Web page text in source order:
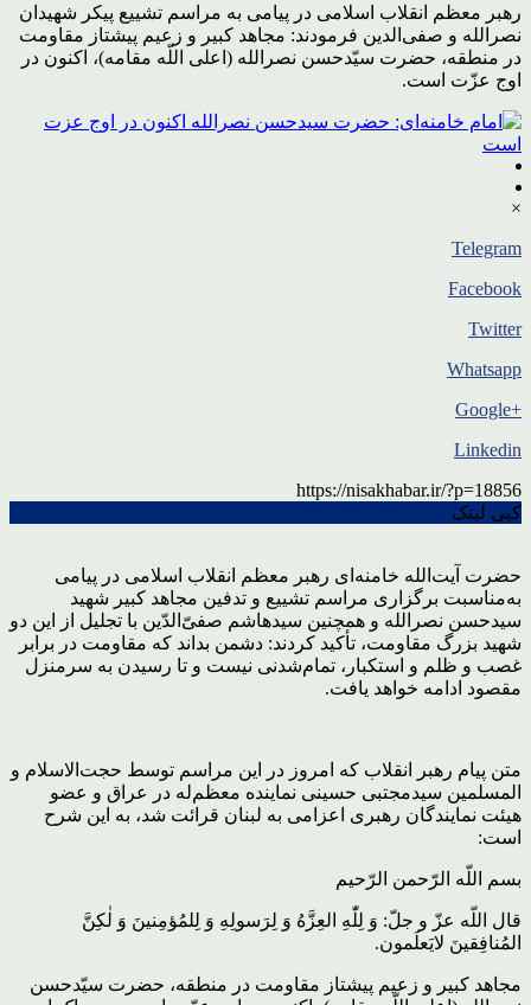
رهبر معظم انقلاب اسلامی در پیامی به مراسم تشییع پیکر شهیدان
نصرالله و صفی‌الدین فرمودند: مجاهد کبیر و زعیم پیشتاز مقاومت
در منطقه، حضرت سیّدحسن نصرالله (اعلی اللّه مقامه)، اکنون در
اوج عزّت است.
×
Telegram
Facebook
Twitter
Whatsapp
+Google
Linkedin
https://nisakhabar.ir/?p=18856
کپی لینک
حضرت آیت‌الله خامنه‌ای رهبر معظم انقلاب اسلامی در پیامی
به‌مناسبت برگزاری مراسم تشییع و تدفین مجاهد کبیر شهید
سیدحسن نصرالله و همچنین سیدهاشم صفیّ‌الدّین با تجلیل از این دو
شهید بزرگ مقاومت، تأکید کردند: دشمن بداند که مقاومت در برابر
غصب و ظلم و استکبار، تمام‌شدنی نیست و تا رسیدن به سرمنزل
مقصود ادامه خواهد یافت.
متن پیام رهبر انقلاب که امروز در این مراسم توسط حجت‌الاسلام و
المسلمین سیدمجتبی حسینی نماینده معظم‌له در عراق و عضو
هیئت نمایندگان رهبری اعزامی به لبنان قرائت شد، به این شرح
است:
بسم اللّه الرّحمن الرّحیم
قال اللّه عزّ و جلّ: وَ لِلّٰهِ العِزَّهُ وَ لِرَسولِهِ وَ لِلمُؤمِنینَ وَ لٰکِنَّ
المُنافِقینَ لایَعلَمون.
مجاهد کبیر و زعیم پیشتاز مقاومت در منطقه، حضرت سیّدحسن